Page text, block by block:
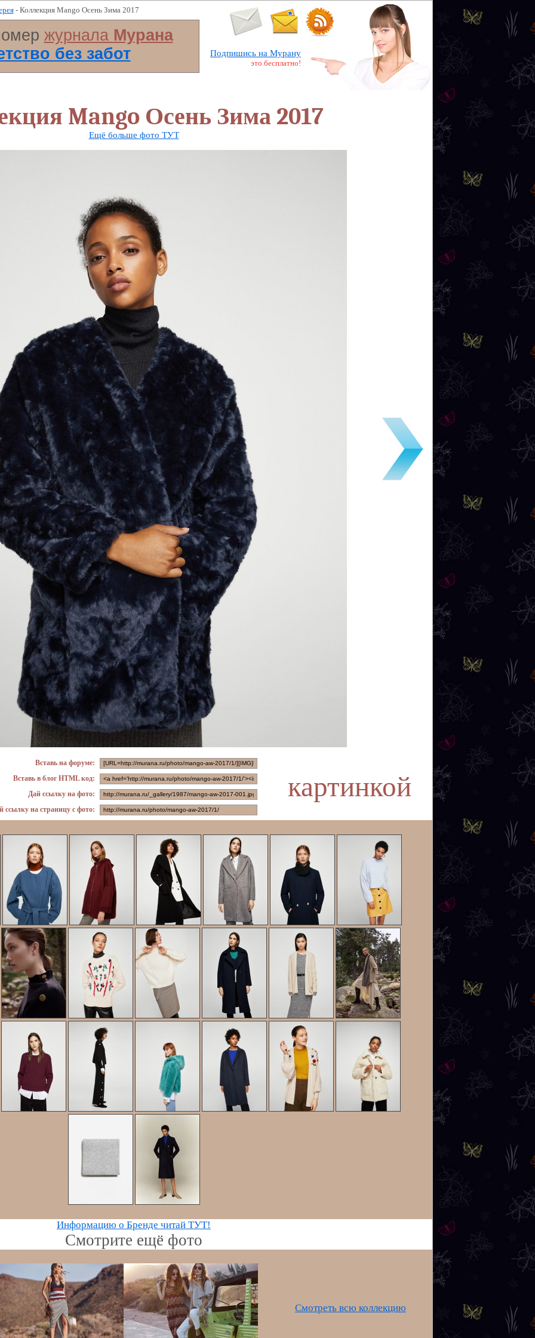
- Коллекция Mango Осень Зима 2017
журнала Мурана
без забот
Подпишись на Мурану
это бесплатно!
Mango Осень Зима 2017
Ещё больше фото ТУТ
Вставь на форуме:
Вставь в блог HTML код:
Дай ссылку на фото:
ссылку на страницу с фото:
картинкой
Информацию о Бренде читай ТУТ!
Смотрите ещё фото
Смотреть всю коллекцию